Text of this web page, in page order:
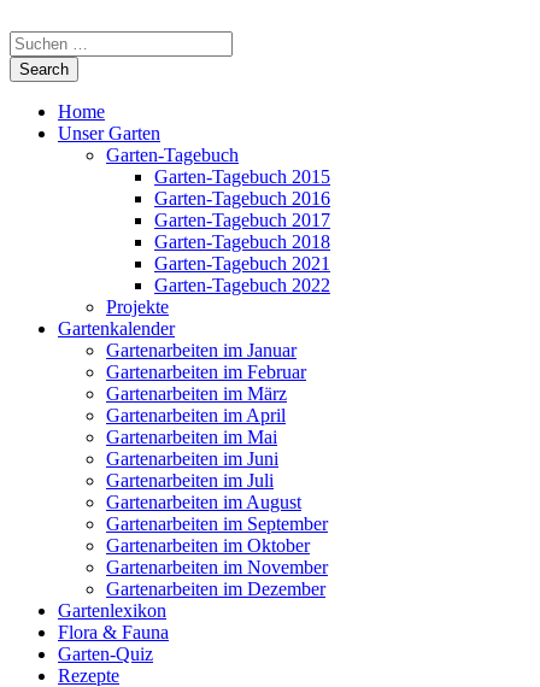
Home
Unser Garten
Garten-Tagebuch
Garten-Tagebuch 2015
Garten-Tagebuch 2016
Garten-Tagebuch 2017
Garten-Tagebuch 2018
Garten-Tagebuch 2021
Garten-Tagebuch 2022
Projekte
Gartenkalender
Gartenarbeiten im Januar
Gartenarbeiten im Februar
Gartenarbeiten im März
Gartenarbeiten im April
Gartenarbeiten im Mai
Gartenarbeiten im Juni
Gartenarbeiten im Juli
Gartenarbeiten im August
Gartenarbeiten im September
Gartenarbeiten im Oktober
Gartenarbeiten im November
Gartenarbeiten im Dezember
Gartenlexikon
Flora & Fauna
Garten-Quiz
Rezepte